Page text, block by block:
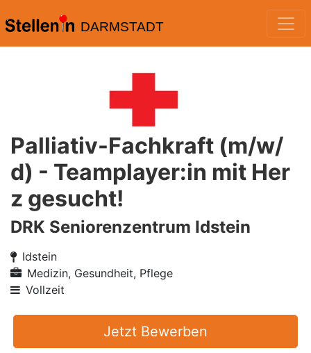
DARMSTADT
Palliativ-Fachkraft (m/w/
d) - Teamplayer:in mit Her
z gesucht!
DRK Seniorenzentrum Idstein
Idstein
Medizin, Gesundheit, Pflege
Vollzeit
Jetzt Bewerben